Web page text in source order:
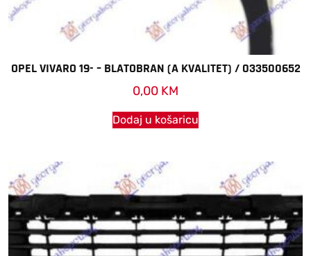
OPEL VIVARO 19- – BLATOBRAN (A KVALITET) / 033500652
0,00 KM
Dodaj u košaricu